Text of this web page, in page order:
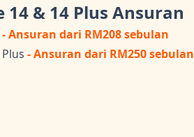
14 & 14 Plus Ansuran
- Ansuran dari RM208 sebulan
- Ansuran dari RM250 sebulan